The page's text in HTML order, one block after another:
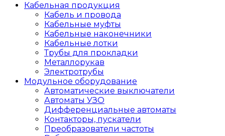
Кабельная продукция
Кабель и провода
Кабельные муфты
Кабельные наконечники
Кабельные лотки
Трубы для прокладки
Металлорукав
Электротрубы
Модульное оборудование
Автоматические выключатели
Автоматы УЗО
Дифференциальные автоматы
Контакторы, пускатели
Преобразователи частоты